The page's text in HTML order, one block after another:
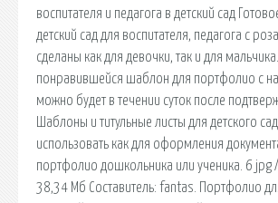
воспитателя и педагога в детский сад
детский сад для воспитателя, педагога с
сделаны как для девочки, так и для
понравившейся шаблон для портфолио с
можно будет в течении суток после
Шаблоны и титульные листы для детского
использовать как для оформления
портфолио дошкольника или ученика. 6
38,34 Мб Составитель: fantas. Портфолио